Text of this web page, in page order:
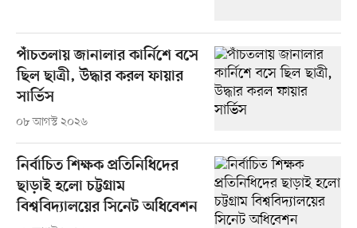
পাঁচতলায় জানালার কার্নিশে বসে
ছিল ছাত্রী, উদ্ধার করল ফায়ার
সার্ভিস
০৮ আগস্ট ২০২৬
নির্বাচিত শিক্ষক প্রতিনিধিদের
ছাড়াই হলো চট্টগ্রাম
বিশ্ববিদ্যালয়ের সিনেট অধিবেশন